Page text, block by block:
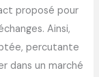
proposé pour
Ainsi,
percutante
dans un marché